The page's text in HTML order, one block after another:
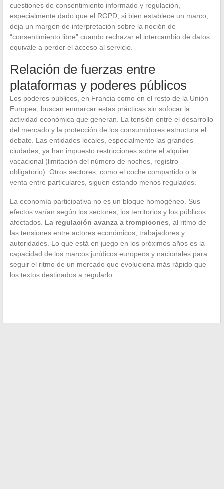
cuestiones de consentimiento informado y regulación,
especialmente dado que el RGPD, si bien establece un marco,
deja un margen de interpretación sobre la noción de
“consentimiento libre” cuando rechazar el intercambio de datos
equivale a perder el acceso al servicio.
Relación de fuerzas entre
plataformas y poderes públicos
Los poderes públicos, en Francia como en el resto de la Unión
Europea, buscan enmarcar estas prácticas sin sofocar la
actividad económica que generan. La tensión entre el desarrollo
del mercado y la protección de los consumidores estructura el
debate. Las entidades locales, especialmente las grandes
ciudades, ya han impuesto restricciones sobre el alquiler
vacacional (limitación del número de noches, registro
obligatorio). Otros sectores, como el coche compartido o la
venta entre particulares, siguen estando menos regulados.
La economía participativa no es un bloque homogéneo. Sus
efectos varían según los sectores, los territorios y los públicos
afectados. La regulación avanza a trompicones, al ritmo de
las tensiones entre actores económicos, trabajadores y
autoridades. Lo que está en juego en los próximos años es la
capacidad de los marcos jurídicos europeos y nacionales para
seguir el ritmo de un mercado que evoluciona más rápido que
los textos destinados a regularlo.